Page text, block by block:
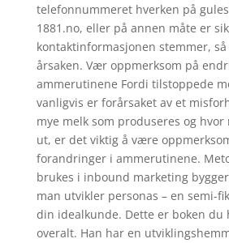
telefonnummeret hverken på
1881.no, eller på annen måte er
kontaktinformasjonen stemmer,
årsaken. Vær oppmerksom på
ammerutinene Fordi tilstoppede
vanligvis er forårsaket av et
mye melk som produseres og hvor
ut, er det viktig å være
forandringer i ammerutinene.
brukes i inbound marketing
man utvikler personas – en semi-
din idealkunde. Dette er boken du
overalt. Han har en